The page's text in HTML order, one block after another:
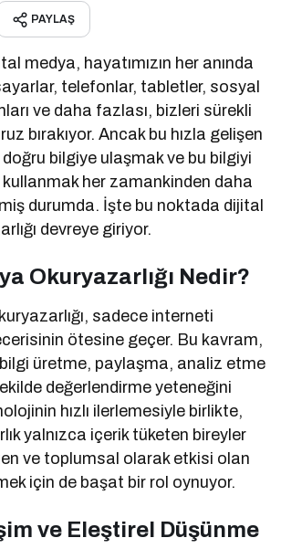
PAYLAŞ
medya, hayatımızın her anında
telefonlar, tabletler, sosyal
ve daha fazlası, bizleri sürekli
bırakıyor. Ancak bu hızla gelişen
bilgiye ulaşmak ve bu bilgiyi
her zamankinden daha
durumda. İşte bu noktada dijital
devreye giriyor.
Okuryazarlığı Nedir?
sadece interneti
ötesine geçer. Bu kavram,
üretme, paylaşma, analiz etme
değerlendirme yeteneğini
hızlı ilerlemesiyle birlikte,
yalnızca içerik tüketen bireyler
ve toplumsal olarak etkisi olan
için de başat bir rol oynuyor.
ve Eleştirel Düşünme